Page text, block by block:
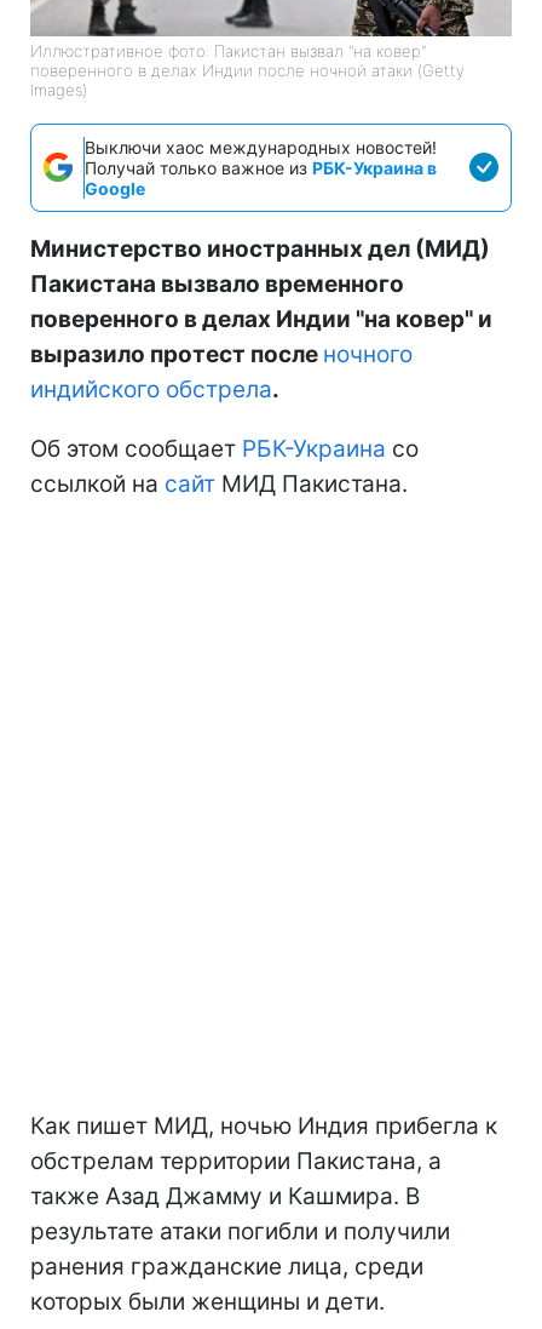
Иллюстративное фото: Пакистан вызвал "на ковер"
поверенного в делах Индии после ночной атаки (Getty
Images)
Выключи хаос международных новостей!
Получай только важное из РБК-Украина в
Google
Министерство иностранных дел (МИД)
Пакистана вызвало временного
поверенного в делах Индии "на ковер" и
выразило протест после ночного
индийского обстрела.
Об этом сообщает РБК-Украина со
ссылкой на сайт МИД Пакистана.
Как пишет МИД, ночью Индия прибегла к
обстрелам территории Пакистана, а
также Азад Джамму и Кашмира. В
результате атаки погибли и получили
ранения гражданские лица, среди
которых были женщины и дети.